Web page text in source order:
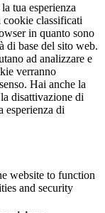
tua esperienza
classificati
in quanto sono
di base del sito web.
ad analizzare e
verranno
Hai anche la
disattivazione di
esperienza di
website to function
and security